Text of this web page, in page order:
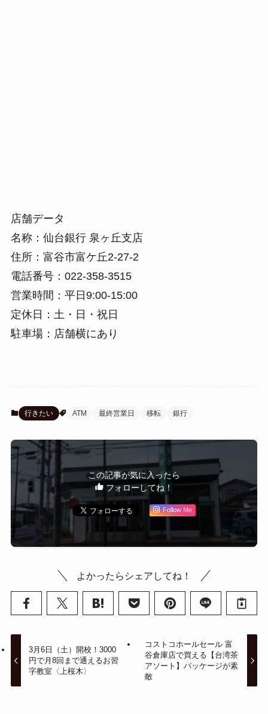
店舗データ
名称：仙台銀行 泉ヶ丘支店
住所：富谷市富ケ丘2-27-2
電話番号：022-358-3515
営業時間：平日9:00-15:00
定休日：土・日・祝日
駐車場：店舗横にあり
行きたい ATM 最終営業日 移転 銀行
この記事が気に入ったら
フォローしてね！
Follow Me
よかったらシェアしてね！
3月6日（土）開校！3000
円で月8回まで通えるお習
字教室〈上桜木〉
コストコホールセール 富
谷倉庫店で買える【台湾茶
アソート】パッケージが素
敵